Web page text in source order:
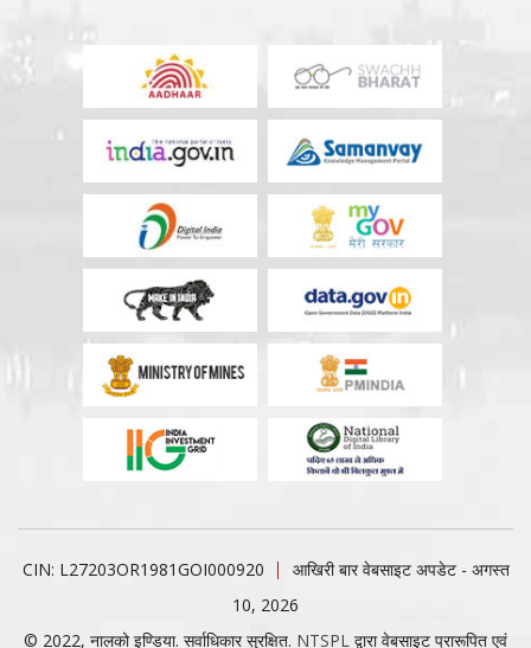
CIN: L27203OR1981GOI000920
आखिरी बार वेबसाइट अपडेट - अगस्त
10, 2026
© 2022, नालको इण्डिया. सर्वाधिकार सुरक्षित. NTSPL द्वारा वेबसाइट प्रारूपित एवं